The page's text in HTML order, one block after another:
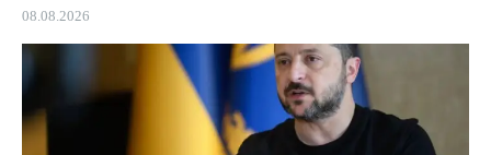
08.08.2026